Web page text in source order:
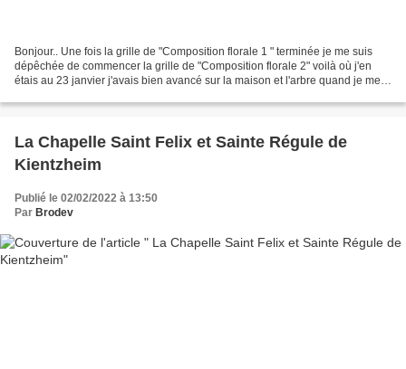
Bonjour.. Une fois la grille de "Composition florale 1 " terminée je me suis
dépêchée de commencer la grille de "Composition florale 2" voilà où j'en
étais au 23 janvier j'avais bien avancé sur la maison et l'arbre quand je me
La Chapelle Saint Felix et Sainte Régule de
Kientzheim
Publié le 02/02/2022 à 13:50
Par Brodev